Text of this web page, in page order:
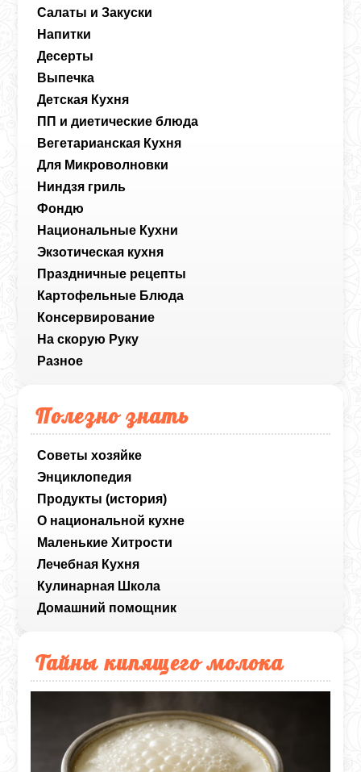
Салаты и Закуски
Напитки
Десерты
Выпечка
Детская Кухня
ПП и диетические блюда
Вегетарианская Кухня
Для Микроволновки
Ниндзя гриль
Фондю
Национальные Кухни
Экзотическая кухня
Праздничные рецепты
Картофельные Блюда
Консервирование
На скорую Руку
Разное
Полезно знать
Советы хозяйке
Энциклопедия
Продукты (история)
О национальной кухне
Маленькие Хитрости
Лечебная Кухня
Кулинарная Школа
Домашний помощник
Тайны кипящего молока